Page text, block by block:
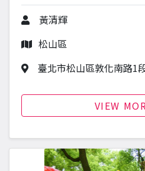
作者
黃清輝
行政區
松山區
作品地址
臺北市松山區敦化南路1
VIEW